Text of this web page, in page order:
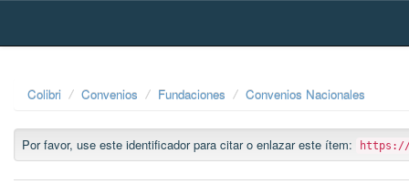
Skip
Colibri Convenios Fundaciones Convenios Nacionales
Por favor, use este identificador para citar o enlazar este ítem: https://